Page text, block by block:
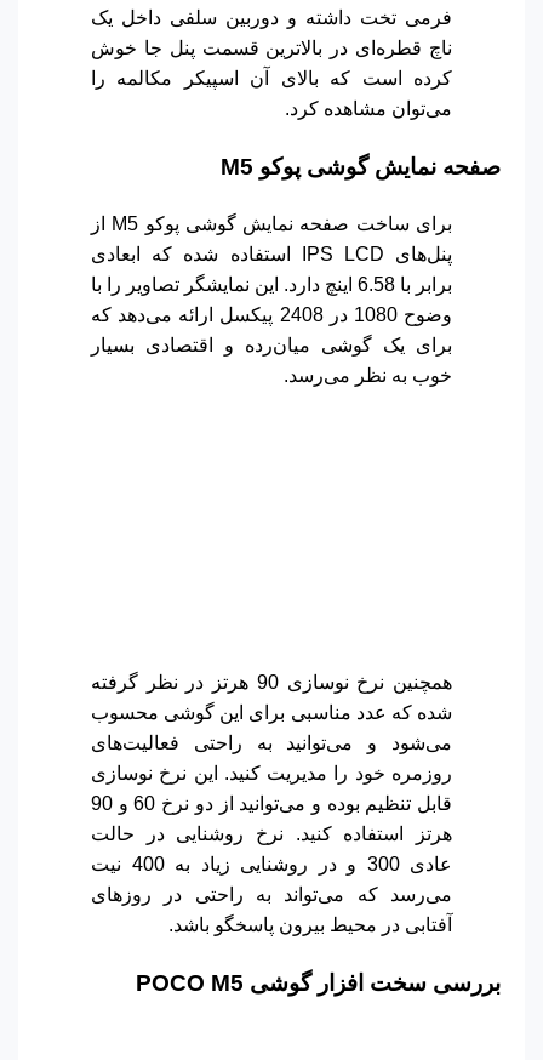
فرمی تخت داشته و دوربین سلفی داخل یک
ناچ قطره‌ای در بالاترین قسمت پنل جا خوش
کرده است که بالای آن اسپیکر مکالمه را
می‌توان مشاهده کرد.
صفحه نمایش گوشی پوکو M5
برای ساخت صفحه نمایش گوشی پوکو M5 از
پنل‌های IPS LCD استفاده شده که ابعادی
برابر با 6.58 اینچ دارد. این نمایشگر تصاویر را با
وضوح 1080 در 2408 پیکسل ارائه می‌دهد که
برای یک گوشی میان‌رده و اقتصادی بسیار
خوب به نظر می‌رسد.
همچنین نرخ نوسازی 90 هرتز در نظر گرفته
شده که عدد مناسبی برای این گوشی محسوب
می‌شود و می‌توانید به راحتی فعالیت‌های
روزمره خود را مدیریت کنید. این نرخ نوسازی
قابل تنظیم بوده و می‌توانید از دو نرخ 60 و 90
هرتز استفاده کنید. نرخ روشنایی در حالت
عادی 300 و در روشنایی زیاد به 400 نیت
می‌رسد که می‌تواند به راحتی در روزهای
آفتابی در محیط بیرون پاسخگو باشد.
بررسی سخت افزار گوشی POCO M5